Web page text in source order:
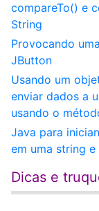
compareTo() e
String
Provocando
JButton
Usando um
enviar dados a
usando o
Java para
em uma string
Dicas e